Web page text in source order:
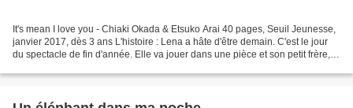
It's mean I love you - Chiaki Okada & Etsuko Arai 40 pages, Seuil Jeunesse,
janvier 2017, dès 3 ans L'histoire : Lena a hâte d'être demain. C'est le jour
du spectacle de fin d'année. Elle va jouer dans une pièce et son petit frère,